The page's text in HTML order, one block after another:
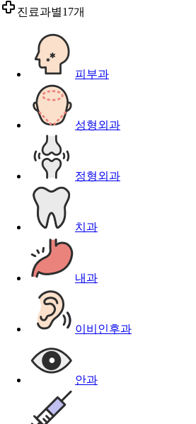
진료과별17개
피부과
성형외과
정형외과
치과
내과
이비인후과
안과